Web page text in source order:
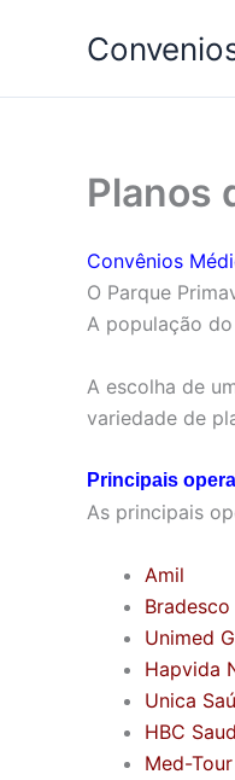
Planos
Convênios
O Parque
A população
A escolha de
variedade de
Principais
As principais
Amil
Unimed
Hapvida
Unica
HBC
Med-